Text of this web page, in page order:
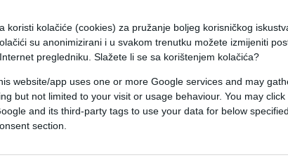
koristi kolačiće (cookies) za pružanje boljeg korisničkog
su anonimizirani i u svakom trenutku možete izmijeniti
pregledniku. Slažete li se sa korištenjem kolačića?
website/app uses one or more Google services and may
but not limited to your visit or usage behaviour. You may
and its third-party tags to use your data for below
section.
siromaštva.
od toga i preživljavaju te uz pomoć